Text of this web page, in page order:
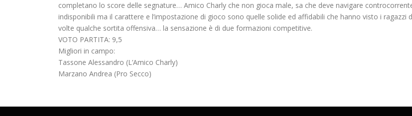
completano lo score delle segnature… Amico Charly che non gioca male, sa che deve navigare
indisponibili ma il carattere e l’impostazione di gioco sono quelle solide ed affidabili che hanno visto i
volte qualche sortita offensiva… la sensazione è di due formazioni competitive.
VOTO PARTITA: 9,5
Migliori in campo:
Tassone Alessandro (L’Amico Charly)
Marzano Andrea (Pro Secco)